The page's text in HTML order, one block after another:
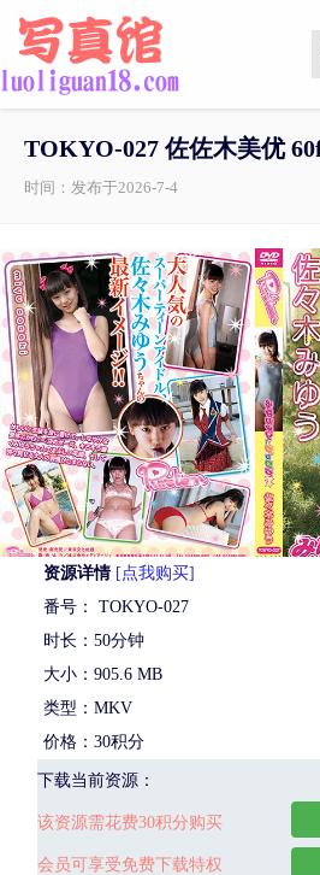
TOKYO-027 佐佐木美优
时间：发布于2026-7-4
资源详情 [点我购买]
番号： TOKYO-027
时长：50分钟
大小：905.6 MB
类型：MKV
价格：30积分
下载当前资源：
该资源需花费30积分购买
会员可享受免费下载特权